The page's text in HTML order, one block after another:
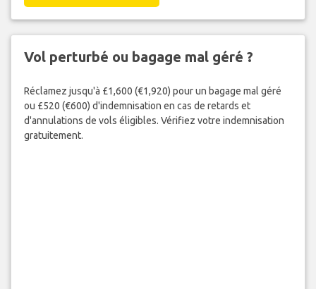
Vol perturbé ou bagage mal géré ?
Réclamez jusqu'à £1,600 (€1,920) pour un bagage mal géré
ou £520 (€600) d'indemnisation en cas de retards et
d'annulations de vols éligibles. Vérifiez votre indemnisation
gratuitement.